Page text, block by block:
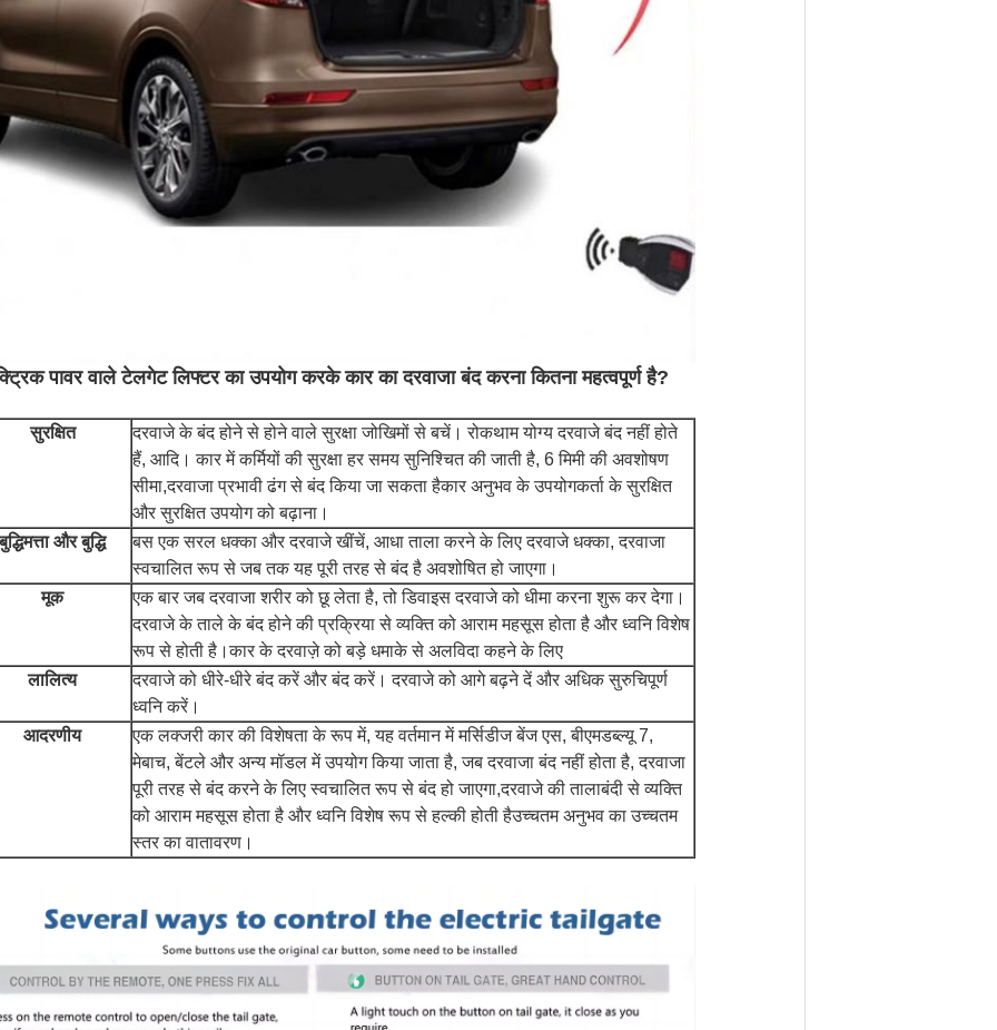
पावर वाले टेलगेट लिफ्टर का उपयोग करके कार का दरवाजा बंद करना कितना महत्वपूर्ण है?
सुरक्षित
दरवाजे के बंद होने से होने वाले सुरक्षा जोखिमों से बचें। रोकथाम योग्य दरवाजे बंद नहीं होते
हैं, आदि। कार में कर्मियों की सुरक्षा हर समय सुनिश्चित की जाती है, 6 मिमी की अवशोषण
सीमा,दरवाजा प्रभावी ढंग से बंद किया जा सकता हैकार अनुभव के उपयोगकर्ता के सुरक्षित
और सुरक्षित उपयोग को बढ़ाना।
बुद्धिमत्ता और बुद्धि
बस एक सरल धक्का और दरवाजे खींचें, आधा ताला करने के लिए दरवाजे धक्का, दरवाजा
स्वचालित रूप से जब तक यह पूरी तरह से बंद है अवशोषित हो जाएगा।
मूक
एक बार जब दरवाजा शरीर को छू लेता है, तो डिवाइस दरवाजे को धीमा करना शुरू कर देगा।
दरवाजे के ताले के बंद होने की प्रक्रिया से व्यक्ति को आराम महसूस होता है और ध्वनि विशेष
रूप से होती है।कार के दरवाज़े को बड़े धमाके से अलविदा कहने के लिए
लालित्य
दरवाजे को धीरे-धीरे बंद करें और बंद करें। दरवाजे को आगे बढ़ने दें और अधिक सुरुचिपूर्ण
ध्वनि करें।
आदरणीय
एक लक्जरी कार की विशेषता के रूप में, यह वर्तमान में मर्सिडीज बेंज एस, बीएमडब्ल्यू 7,
मेबाच, बेंटले और अन्य मॉडल में उपयोग किया जाता है, जब दरवाजा बंद नहीं होता है, दरवाजा
पूरी तरह से बंद करने के लिए स्वचालित रूप से बंद हो जाएगा,दरवाजे की तालाबंदी से व्यक्ति
को आराम महसूस होता है और ध्वनि विशेष रूप से हल्की होती हैउच्चतम अनुभव का उच्चतम
स्तर का वातावरण।